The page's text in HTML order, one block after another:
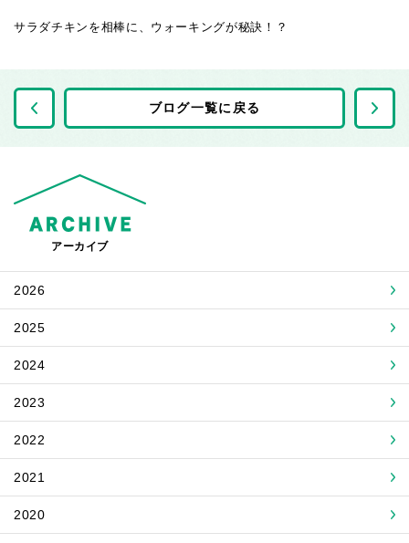
サラダチキンを相棒に、ウォーキングが秘訣！？
ブログ一覧に戻る
アーカイブ
2026
2025
2024
2023
2022
2021
2020